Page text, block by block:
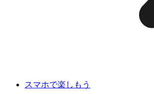
スマホで楽しもう